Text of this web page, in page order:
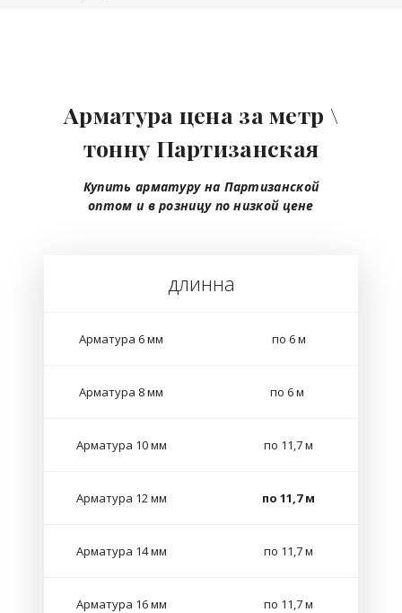
Арматура цена за метр \
тонну Партизанская
Купить арматуру на Партизанской
оптом и в розницу по низкой цене
длинна
Арматура 6 мм по 6 м
Арматура 8 мм по 6 м
Арматура 10 мм по 11,7 м
Арматура 12 мм по 11,7 м
Арматура 14 мм по 11,7 м
Арматура 16 мм по 11,7 м